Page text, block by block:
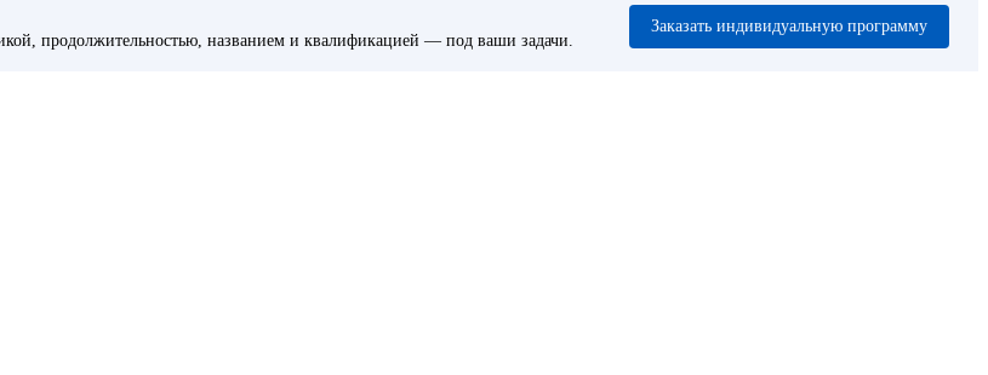
продолжительностью, названием и квалификацией — под ваши задачи.
Заказать индивидуальную программу